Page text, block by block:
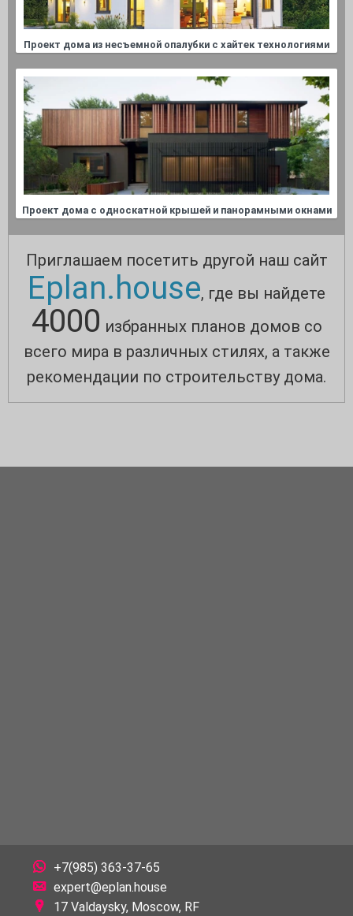
Проект дома из несъемной опалубки с хайтек технологиями
Проект дома с односкатной крышей и панорамными окнами
Приглашаем посетить другой наш сайт
Eplan.house, где вы найдете
4000 избранных планов домов со
всего мира в различных стилях, а также
рекомендации по строительству дома.
+7(985) 363-37-65
expert@eplan.house
17 Valdaysky, Moscow, RF